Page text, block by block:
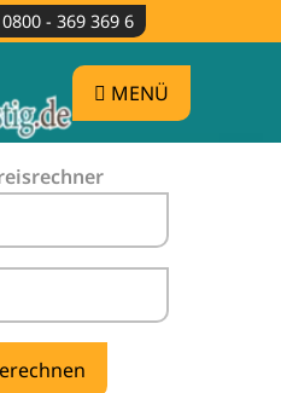
0800 - 369 369 6
MENÜ
-
tanken